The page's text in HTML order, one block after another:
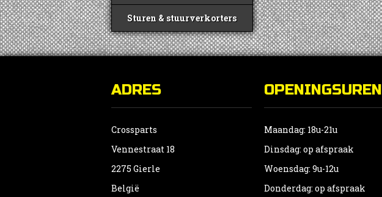
Sturen & stuurverkorters
ADRES
Crossparts
Vennestraat 18
2275 Gierle
België
OPENINGSUREN
Maandag: 18u-21u
Dinsdag: op afspraak
Woensdag: 9u-12u
Donderdag: op afspraak